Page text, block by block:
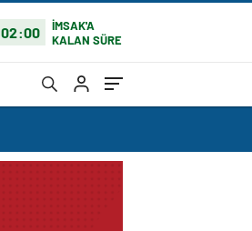
02:00
İMSAK'A
KALAN SÜRE